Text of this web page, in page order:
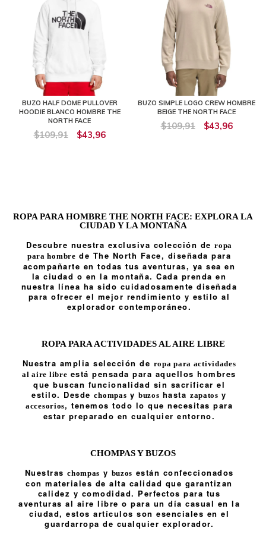
BUZO HALF DOME PULLOVER
HOODIE BLANCO HOMBRE THE
NORTH FACE
$109,91 $43,96
BUZO SIMPLE LOGO CREW HOMBRE
BEIGE THE NORTH FACE
$109,91 $43,96
ROPA PARA HOMBRE THE NORTH FACE: EXPLORA LA
CIUDAD Y LA MONTAÑA
Descubre nuestra exclusiva colección deropa
para hombre de The North Face, diseñada para
acompañarte en todas tus aventuras, ya sea en
la ciudad o en la montaña. Cada prenda en
nuestra línea ha sido cuidadosamente diseñada
para ofrecer el mejor rendimiento y estilo al
explorador contemporáneo.
ROPA PARA ACTIVIDADES AL AIRE LIBRE
Nuestra amplia selección de ropa para actividades
al aire libre está pensada para aquellos hombres
que buscan funcionalidad sin sacrificar el
estilo. Desdechompas y buzos hasta zapatos y
accesorios, tenemos todo lo que necesitas para
estar preparado en cualquier entorno.
CHOMPAS Y BUZOS
Nuestraschompas y buzos están confeccionados
con materiales de alta calidad que garantizan
calidez y comodidad. Perfectos para tus
aventuras al aire libre o para un día casual en la
ciudad, estos artículos son esenciales en el
guardarropa de cualquier explorador.